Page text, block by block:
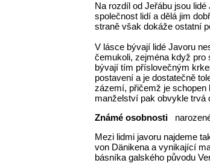
Na rozdíl od Jeřábu jsou
společnost lidí a dělá jim
straně však dokáže ostatní
V lásce bývají lidé Javoru
čemukoli, zejména když pro
bývají tím příslovečným
postavení a je dostatečně
zázemí, přičemž je schopen
manželství pak obvykle trvá
Známé osobnosti
Mezi lidmi javoru najdeme
von Dänikena a vynikající
básníka galského původu